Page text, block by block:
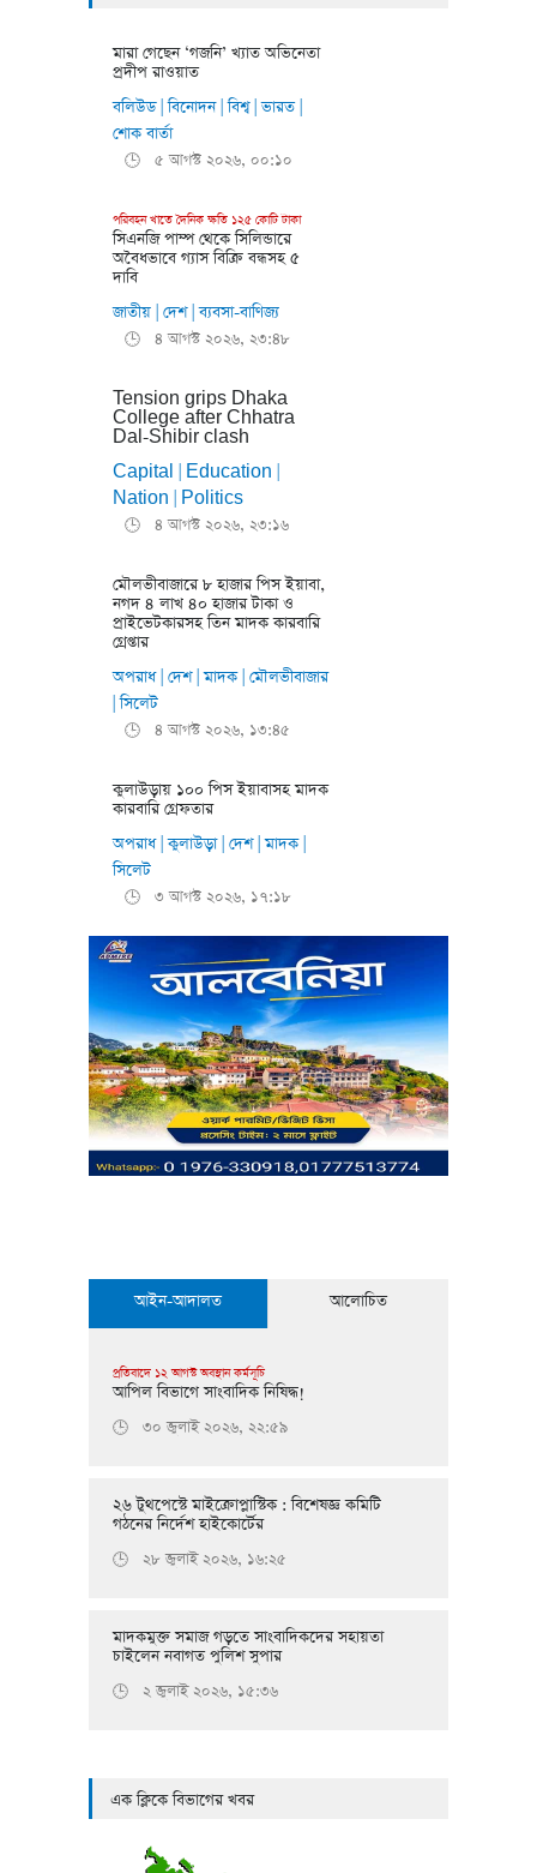
মারা গেছেন ‘গজনি’ খ্যাত অভিনেতা
প্রদীপ রাওয়াত
বলিউড|বিনোদন|বিশ্ব|ভারত|
শোক বার্তা
🕒 ৫ আগস্ট ২০২৬, ০০:১০
পরিবহন খাতে দৈনিক ক্ষতি ১২৫ কোটি টাকা
সিএনজি পাম্প থেকে সিলিন্ডারে
অবৈধভাবে গ্যাস বিক্রি বন্ধসহ ৫
দাবি
জাতীয় দেশ|ব্যবসা-বাণিজ্য
🕒 ৪ আগস্ট ২০২৬, ২৩:৪৮
Tension grips Dhaka
College after Chhatra
Dal-Shibir clash
Capital
Education
Nation Politics
🕒 ৪ আগস্ট ২০২৬, ২৩:১৬
মৌলভীবাজারে ৮ হাজার পিস ইয়াবা,
নগদ ৪ লাখ ৪০ হাজার টাকা ও
প্রাইভেটকারসহ তিন মাদক কারবারি
গ্রেপ্তার
অপরাধ| দেশ|মাদক| মৌলভীবাজার
|সিলেট
🕒 ৪ আগস্ট ২০২৬, ১৩:৪৫
কুলাউড়ায় ১০০ পিস ইয়াবাসহ মাদক
কারবারি গ্রেফতার
অপরাধ|কুলাউড়া| দেশ|মাদক|
সিলেট
🕒 ৩ আগস্ট ২০২৬, ১৭:১৮
আইন-আদালত আলোচিত
প্রতিবাদে ১২ আগস্ট অবস্থান কর্মসূচি
আপিল বিভাগে সাংবাদিক নিষিদ্ধ!
🕒 ৩০ জুলাই ২০২৬, ২২:৫৯
২৬ টুথপেস্টে মাইক্রোপ্লাস্টিক : বিশেষজ্ঞ কমিটি
গঠনের নির্দেশ হাইকোর্টের
🕒 ২৮ জুলাই ২০২৬, ১৬:২৫
মাদকমুক্ত সমাজ গড়তে সাংবাদিকদের সহায়তা
চাইলেন নবাগত পুলিশ সুপার
🕒 ২ জুলাই ২০২৬, ১৫:৩৬
এক ক্লিকে বিভাগের খবর